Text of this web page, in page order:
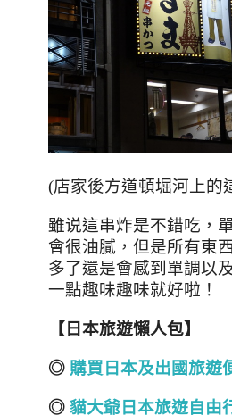
(店家後方道頓堀河上的
雖说這串炸是不錯吃，
會很油膩，但是所有東
多了還是會感到單調以
一點趣味趣味就好啦！
【日本旅遊懶人包】
◎ 購買日本及出國旅遊
◎ 貓大爺日本旅遊自由